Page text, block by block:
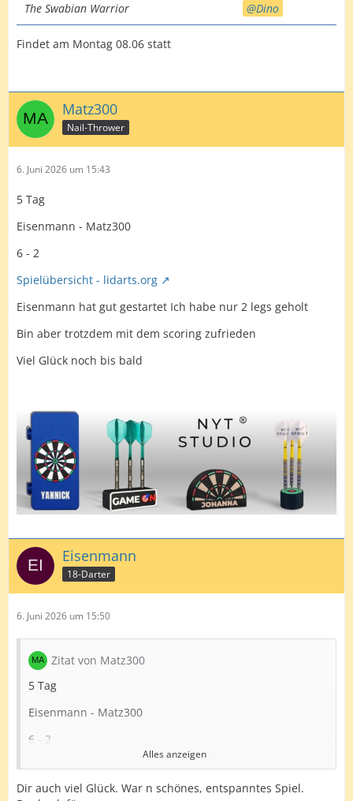
The Swabian Warrior Dino
Findet am Montag 08.06 statt
Matz300
Nail-Thrower
6. Juni 2026 um 15:43
5 Tag
Eisenmann - Matz300
6 - 2
Spielübersicht - lidarts.org
Eisenmann hat gut gestartet Ich habe nur 2 legs geholt
Bin aber trotzdem mit dem scoring zufrieden
Viel Glück noch bis bald
Eisenmann
18-Darter
6. Juni 2026 um 15:50
Zitat von Matz300
5 Tag
Eisenmann - Matz300
6 - 2
https://lidarts.org/game/nlgU6PZd
Eisenmann hat gut gestartet Ich habe nur 2 legs geholt
Alles anzeigen
Dir auch viel Glück. War n schönes, entspanntes Spiel.